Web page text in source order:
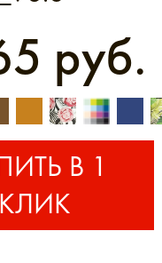
руб.
В 1
КЛИК